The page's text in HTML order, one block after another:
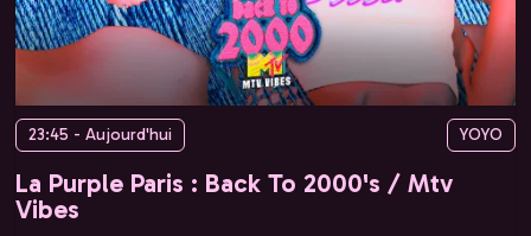
23:45 - Aujourd'hui YOYO
La Purple Paris : Back To 2000's / Mtv
Vibes